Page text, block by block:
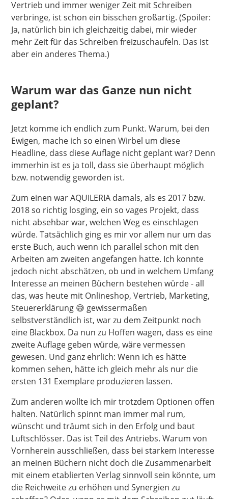
Vertrieb und immer weniger Zeit mit Schreiben
verbringe, ist schon ein bisschen großartig. (Spoiler:
Ja, natürlich bin ich gleichzeitig dabei, mir wieder
mehr Zeit für das Schreiben freizuschaufeln. Das ist
aber ein anderes Thema.)
Warum war das Ganze nun nicht
geplant?
Jetzt komme ich endlich zum Punkt. Warum, bei den
Ewigen, mache ich so einen Wirbel um diese
Headline, dass diese Auflage nicht geplant war? Denn
immerhin ist es ja toll, dass sie überhaupt möglich
bzw. notwendig geworden ist.
Zum einen war AQUILERIA damals, als es 2017 bzw.
2018 so richtig losging, ein so vages Projekt, dass
nicht absehbar war, welchen Weg es einschlagen
würde. Tatsächlich ging es mir vor allem nur um das
erste Buch, auch wenn ich parallel schon mit den
Arbeiten am zweiten angefangen hatte. Ich konnte
jedoch nicht abschätzen, ob und in welchem Umfang
Interesse an meinen Büchern bestehen würde - all
das, was heute mit Onlineshop, Vertrieb, Marketing,
Steuererklärung 😅 gewissermaßen
selbstverständlich ist, war zu dem Zeitpunkt noch
eine Blackbox. Da nun zu Hoffen wagen, dass es eine
zweite Auflage geben würde, wäre vermessen
gewesen. Und ganz ehrlich: Wenn ich es hätte
kommen sehen, hätte ich gleich mehr als nur die
ersten 131 Exemplare produzieren lassen.
Zum anderen wollte ich mir trotzdem Optionen offen
halten. Natürlich spinnt man immer mal rum,
wünscht und träumt sich in den Erfolg und baut
Luftschlösser. Das ist Teil des Antriebs. Warum von
Vornherein ausschließen, dass bei starkem Interesse
an meinen Büchern nicht doch die Zusammenarbeit
mit einem etablierten Verlag sinnvoll sein könnte, um
die Reichweite zu erhöhen und Synergien zu